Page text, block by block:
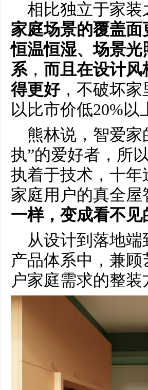
相比独立于家
家庭场景的覆盖
恒温恒湿、场景
系， 而且在设计风
得更好，不破坏家
以比市价低20%以
熊林说，智爱家
执”的爱好者，所
执着于技术，十
家庭用户的真全屋
一样，变成看不见
从设计到落地
产品体系中，兼
户家庭需求的整